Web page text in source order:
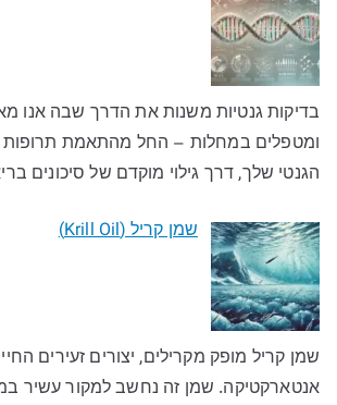
בדיקות גנטיות משנות את הדרך שבה אנו
ומטפלים במחלות – החל מהתאמת תרופות
הגנטי שלך, דרך גילוי מוקדם של סיכונים
שמן קריל (Krill Oil)
שמן קריל מופק מקרילים, יצורים זעירים
אנטארקטיקה. שמן זה נחשב למקור עשיר